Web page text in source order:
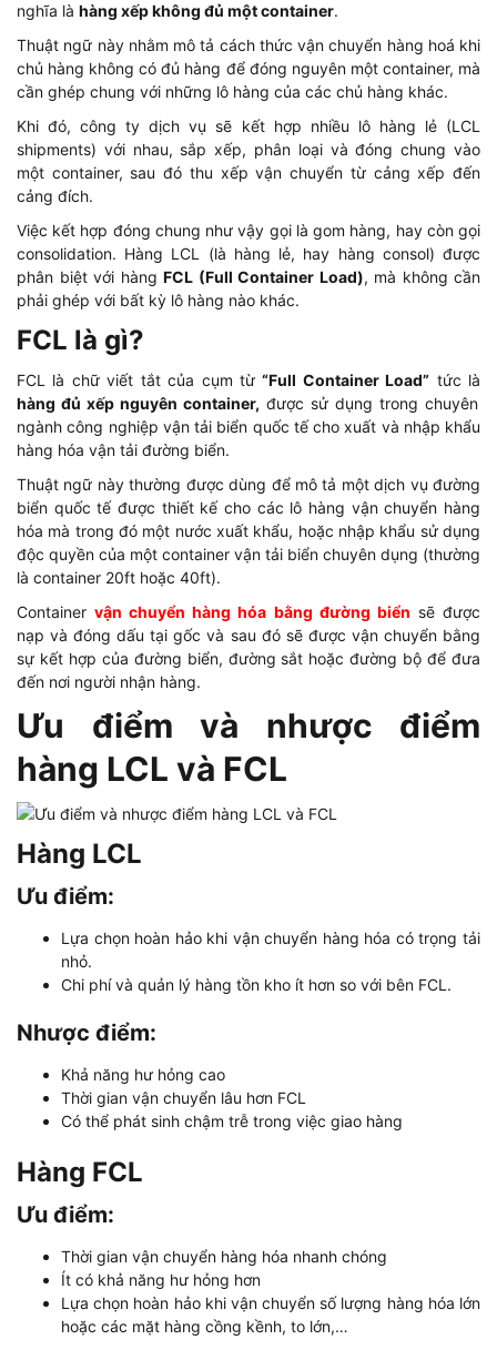
nghĩa là hàng xếp không đủ một container.
Thuật ngữ này nhằm mô tả cách thức vận chuyển hàng hoá khi
chủ hàng không có đủ hàng để đóng nguyên một container, mà
cần ghép chung với những lô hàng của các chủ hàng khác.
Khi đó, công ty dịch vụ sẽ kết hợp nhiều lô hàng lẻ (LCL
shipments) với nhau, sắp xếp, phân loại và đóng chung vào
một container, sau đó thu xếp vận chuyển từ cảng xếp đến
cảng đích.
Việc kết hợp đóng chung như vậy gọi là gom hàng, hay còn gọi
consolidation. Hàng LCL (là hàng lẻ, hay hàng consol) được
phân biệt với hàng FCL (Full Container Load), mà không cần
phải ghép với bất kỳ lô hàng nào khác.
FCL là gì?
FCL là chữ viết tắt của cụm từ“Full Container Load” tức là
hàng đủ xếp nguyên container, được sử dụng trong chuyên
ngành công nghiệp vận tải biển quốc tế cho xuất và nhập khẩu
hàng hóa vận tải đường biển.
Thuật ngữ này thường được dùng để mô tả một dịch vụ đường
biển quốc tế được thiết kế cho các lô hàng vận chuyển hàng
hóa mà trong đó một nước xuất khẩu, hoặc nhập khẩu sử dụng
độc quyền của một container vận tải biển chuyên dụng (thường
là container 20ft hoặc 40ft).
Containervận chuyển hàng hóa bằng đường biển sẽ được
nạp và đóng dấu tại gốc và sau đó sẽ được vận chuyển bằng
sự kết hợp của đường biển, đường sắt hoặc đường bộ để đưa
đến nơi người nhận hàng.
Ưu điểm và nhược điểm
hàng LCL và FCL
Hàng LCL
Ưu điểm:
Lựa chọn hoàn hảo khi vận chuyển hàng hóa có trọng tải
nhỏ.
Chi phí và quản lý hàng tồn kho ít hơn so với bên FCL.
Nhược điểm:
Khả năng hư hỏng cao
Thời gian vận chuyển lâu hơn FCL
Có thể phát sinh chậm trễ trong việc giao hàng
Hàng FCL
Ưu điểm:
Thời gian vận chuyển hàng hóa nhanh chóng
Ít có khả năng hư hỏng hơn
Lựa chọn hoàn hảo khi vận chuyển số lượng hàng hóa lớn
hoặc các mặt hàng cồng kềnh, to lớn,…